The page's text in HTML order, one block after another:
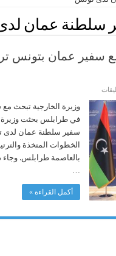
سلطنة عمان
سفير عمان بتونس
الخارجية
تبحث
مع
سفير
عمان
بتونس
ترتيبات
إعادة
فتح
السفارة
في
طرابلس
مغلقة
وزيرة الخارجية تبحث
في طرابلس بحثت وزيرة
سفير سلطنة عمان لدى
الخطوات المتخذة
بالعاصمة طرابلس.
…
أكمل القراءة »